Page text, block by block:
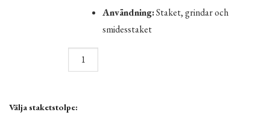
Användning:Staket, grindar och
smidesstaket
Välja staketstolpe: